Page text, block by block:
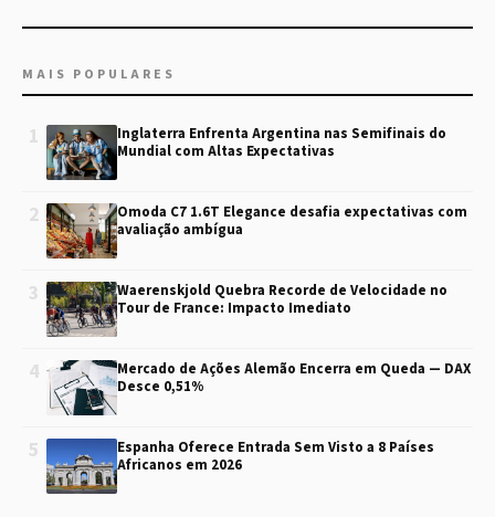
MAIS POPULARES
1
Inglaterra Enfrenta Argentina nas Semifinais do
Mundial com Altas Expectativas
2
Omoda C7 1.6T Elegance desafia expectativas com
avaliação ambígua
3
Waerenskjold Quebra Recorde de Velocidade no
Tour de France: Impacto Imediato
4
Mercado de Ações Alemão Encerra em Queda — DAX
Desce 0,51%
5
Espanha Oferece Entrada Sem Visto a 8 Países
Africanos em 2026